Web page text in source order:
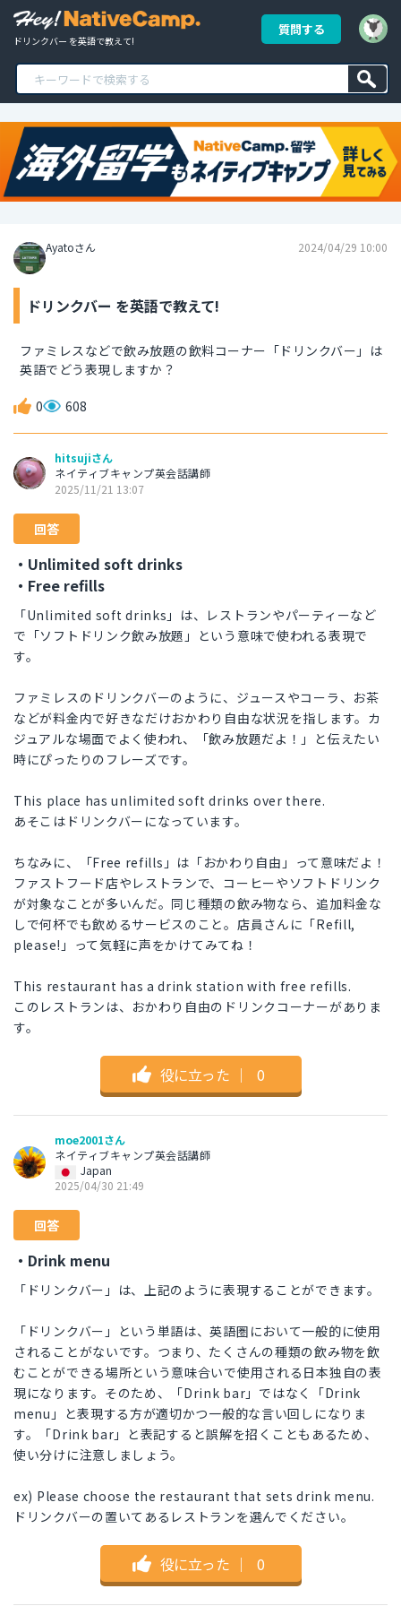
ドリンクバー を英語で教えて!
質問する
Ayatoさん 2024/04/29 10:00
ドリンクバー を英語で教えて!
ファミレスなどで飲み放題の飲料コーナー「ドリンクバー」は
英語でどう表現しますか？
0 608
hitsujiさん
ネイティブキャンプ英会話講師
2025/11/21 13:07
回答
・Unlimited soft drinks
・Free refills
「Unlimited soft drinks」は、レストランやパーティーなど
で「ソフトドリンク飲み放題」という意味で使われる表現で
す。
ファミレスのドリンクバーのように、ジュースやコーラ、お茶
などが料金内で好きなだけおかわり自由な状況を指します。カ
ジュアルな場面でよく使われ、「飲み放題だよ！」と伝えたい
時にぴったりのフレーズです。
This place has unlimited soft drinks over there.
あそこはドリンクバーになっています。
ちなみに、「Free refills」は「おかわり自由」って意味だよ！
ファストフード店やレストランで、コーヒーやソフトドリンク
が対象なことが多いんだ。同じ種類の飲み物なら、追加料金な
しで何杯でも飲めるサービスのこと。店員さんに「Refill,
please!」って気軽に声をかけてみてね！
This restaurant has a drink station with free refills.
このレストランは、おかわり自由のドリンクコーナーがありま
す。
役に立った ｜ 0
moe2001さん
ネイティブキャンプ英会話講師
Japan
2025/04/30 21:49
回答
・Drink menu
「ドリンクバー」は、上記のように表現することができます。
「ドリンクバー」という単語は、英語圏において一般的に使用
されることがないです。つまり、たくさんの種類の飲み物を飲
むことができる場所という意味合いで使用される日本独自の表
現になります。そのため、「Drink bar」ではなく「Drink
menu」と表現する方が適切かつ一般的な言い回しになりま
す。「Drink bar」と表記すると誤解を招くこともあるため、
使い分けに注意しましょう。
ex) Please choose the restaurant that sets drink menu.
ドリンクバーの置いてあるレストランを選んでください。
役に立った ｜ 0